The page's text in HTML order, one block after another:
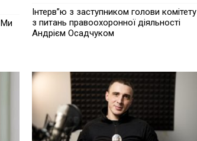
Ми
Інтерв”ю з заступником голови комітету
з питань правоохоронної діяльності
Андрієм Осадчуком